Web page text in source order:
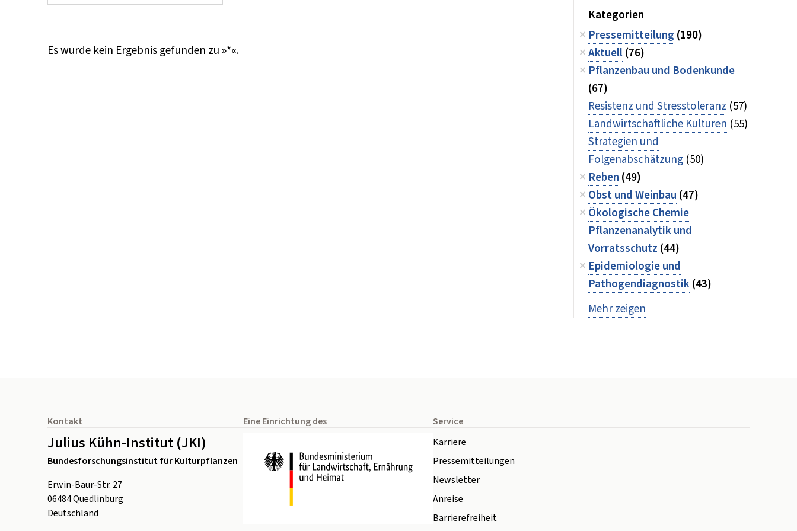
Es wurde kein Ergebnis gefunden zu»*«.
Kategorien
Pressemitteilung (190)
Aktuell(76)
Pflanzenbau und Bodenkunde
(67)
Resistenz und Stresstoleranz (57)
Landwirtschaftliche Kulturen (55)
Strategien und
Folgenabschätzung (50)
Reben (49)
Obst und Weinbau (47)
Ökologische Chemie
Pflanzenanalytik und
Vorratsschutz (44)
Epidemiologie und
Pathogendiagnostik(43)
Mehr zeigen
Kontakt
Julius Kühn-Institut (JKI)
Bundesforschungsinstitut für Kulturpflanzen
Erwin-Baur-Str. 27
06484Quedlinburg
Deutschland
Eine Einrichtung des
Service
Karriere
Pressemitteilungen
Newsletter
Anreise
Barrierefreiheit